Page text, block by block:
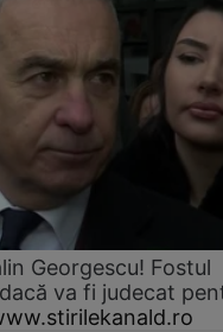
Georgescu! Fostul
va fi judecat